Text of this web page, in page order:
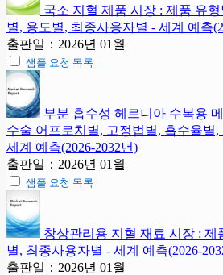
국소 지혈 제품 시장 : 제품 유
별, 용도별, 최종사용자별 - 세계 예측
출판일：2026년 01월
샘플 요청 목록
부분 흡수성 헤르니아 수복용
수술 어프로치별, 고정법별, 흡수율별
세계 예측(2026-2032년)
출판일：2026년 01월
샘플 요청 목록
창상관리용 지혈 재료 시장 : 제
별, 최종사용자별 - 세계 예측(2026-
출판일：2026년 01월